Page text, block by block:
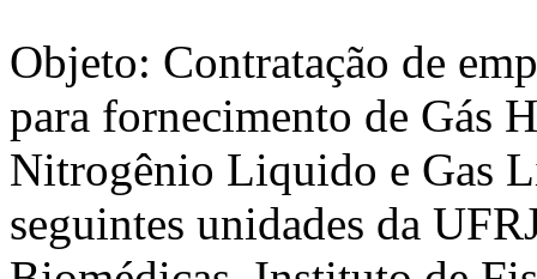
Objeto: Contratação de
para fornecimento de Gás
Nitrogênio Liquido e Gas
seguintes unidades da